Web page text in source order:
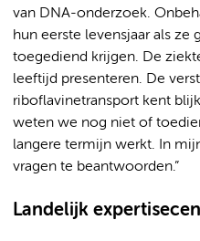
van DNA-onderzoek.
hun eerste levensjaar als
toegediend krijgen. De
leeftijd presenteren. De
riboflavinetransport kent
weten we nog niet of
langere termijn werkt. In
vragen te beantwoorden.”
Landelijk